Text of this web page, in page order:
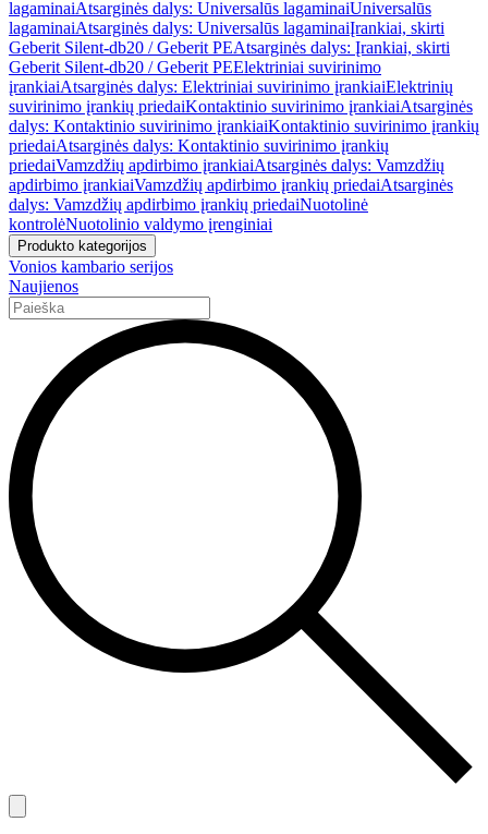
lagaminaiAtsarginės dalys: Universalūs lagaminaiUniversalūs
lagaminaiAtsarginės dalys: Universalūs lagaminaiĮrankiai, skirti
Geberit Silent-db20 / Geberit PEAtsarginės dalys: Įrankiai, skirti
Geberit Silent-db20 / Geberit PEElektriniai suvirinimo
įrankiaiAtsarginės dalys: Elektriniai suvirinimo įrankiaiElektrinių
suvirinimo įrankių priedaiKontaktinio suvirinimo įrankiaiAtsarginės
dalys: Kontaktinio suvirinimo įrankiaiKontaktinio suvirinimo įrankių
priedaiAtsarginės dalys: Kontaktinio suvirinimo įrankių
priedaiVamzdžių apdirbimo įrankiaiAtsarginės dalys: Vamzdžių
apdirbimo įrankiaiVamzdžių apdirbimo įrankių priedaiAtsarginės
dalys: Vamzdžių apdirbimo įrankių priedaiNuotolinė
kontrolėNuotolinio valdymo įrenginiai
Produkto kategorijos
Vonios kambario serijos
Naujienos